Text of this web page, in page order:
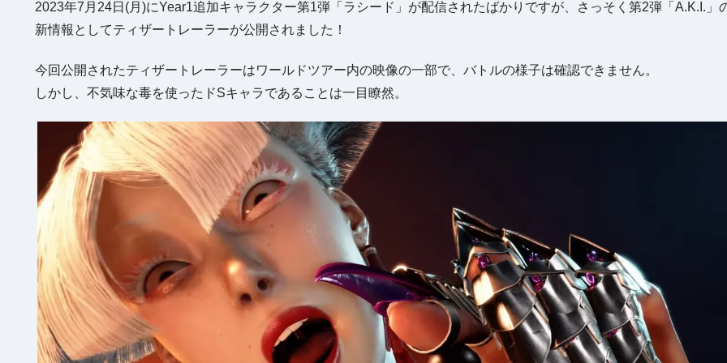
2023年7月24日(月)にYear1追加キャラクター第1弾「ラシード」が配信されたばかりですが、さっそく第2弾「A.K.I.」
新情報としてティザートレーラーが公開されました！
今回公開されたティザートレーラーはワールドツアー内の映像の一部で、バトルの様子は確認できません。
しかし、不気味な毒を使ったドSキャラであることは一目瞭然。